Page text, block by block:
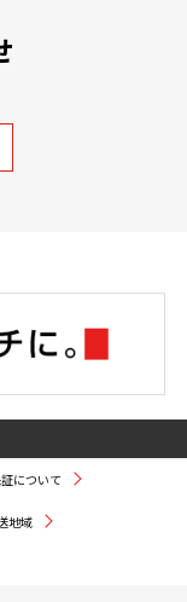
について
地域